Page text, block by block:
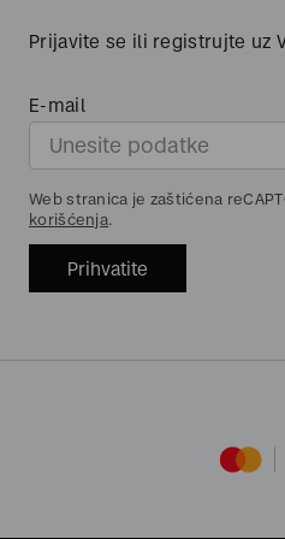
Prijavite se ili registrujte uz
E-mail
Web stranica je zaštićena
korišćenja.
Prihvatite